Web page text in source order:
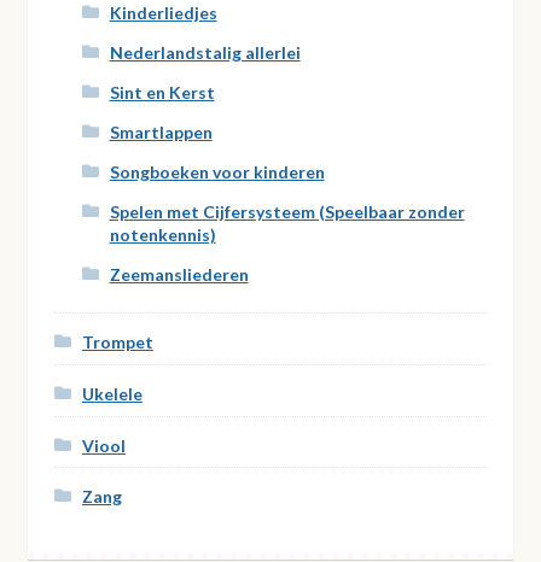
Kinderliedjes
Nederlandstalig allerlei
Sint en Kerst
Smartlappen
Songboeken voor kinderen
Spelen met Cijfersysteem (Speelbaar zonder
notenkennis)
Zeemansliederen
Trompet
Ukelele
Viool
Zang